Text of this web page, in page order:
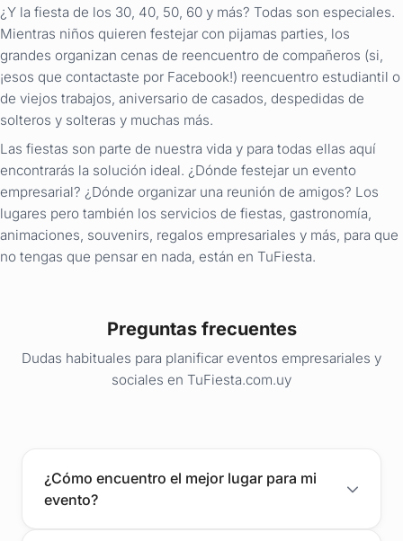
¿Y la fiesta de los 30, 40, 50, 60 y más? Todas son especiales.
Mientras niños quieren festejar con pijamas parties, los
grandes organizan cenas de reencuentro de compañeros (si,
¡esos que contactaste por Facebook!) reencuentro estudiantil o
de viejos trabajos, aniversario de casados, despedidas de
solteros y solteras y muchas más.
Las fiestas son parte de nuestra vida y para todas ellas aquí
encontrarás la solución ideal. ¿Dónde festejar un evento
empresarial? ¿Dónde organizar una reunión de amigos? Los
lugares pero también los servicios de fiestas, gastronomía,
animaciones, souvenirs, regalos empresariales y más, para que
no tengas que pensar en nada, están en TuFiesta.
Preguntas frecuentes
Dudas habituales para planificar eventos empresariales y
sociales en TuFiesta.com.uy
¿Cómo encuentro el mejor lugar para mi
evento?